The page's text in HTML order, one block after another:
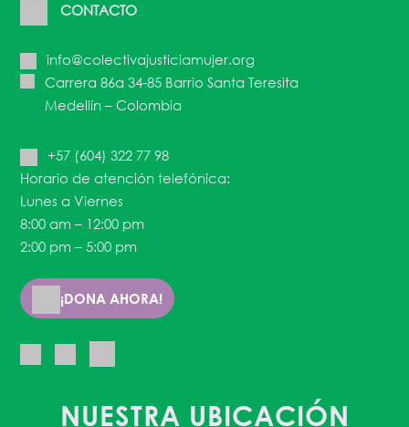
CONTACTO
info@colectivajusticiamujer.org
Carrera 86a 34-85 Barrio Santa Teresita
Medellín – Colombia
+57 (604) 322 77 98
Horario de atención telefónica:
Lunes a Viernes
8:00 am – 12:00 pm
2:00 pm – 5:00 pm
¡DONA AHORA!
NUESTRA UBICACIÓN